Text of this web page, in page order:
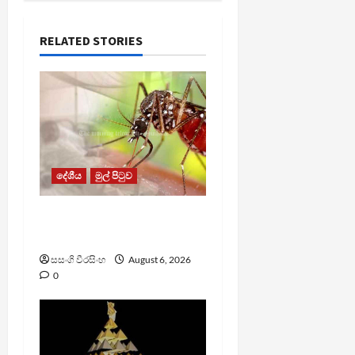
RELATED STORIES
දේශීය මුල් පිටුව
සසංගි වීරසිංහ
August 6, 2026
0